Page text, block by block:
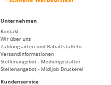
Unternehmen
Kontakt
Wir über uns
Zahlungsarten und Rabattstaffeln
Versandinformationen
Stellenangebot - Mediengestalter
Stellenangebot - Midijob Druckerei
Kundenservice